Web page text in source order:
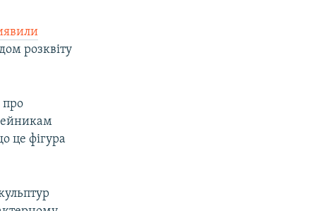
розквіту
про
це фігура